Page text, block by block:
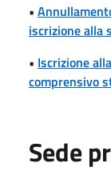
•
iscrizione alla
• Iscrizione
comprensivo
Sede